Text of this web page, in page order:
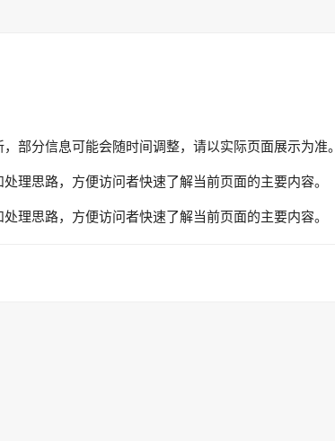
部分信息可能会随时间调整，请以实际页面展示为准。
理思路，方便访问者快速了解当前页面的主要内容。
理思路，方便访问者快速了解当前页面的主要内容。